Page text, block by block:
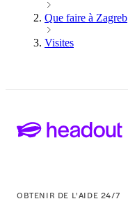
Que faire à Zagreb
Visites
OBTENIR DE L'AIDE 24/7